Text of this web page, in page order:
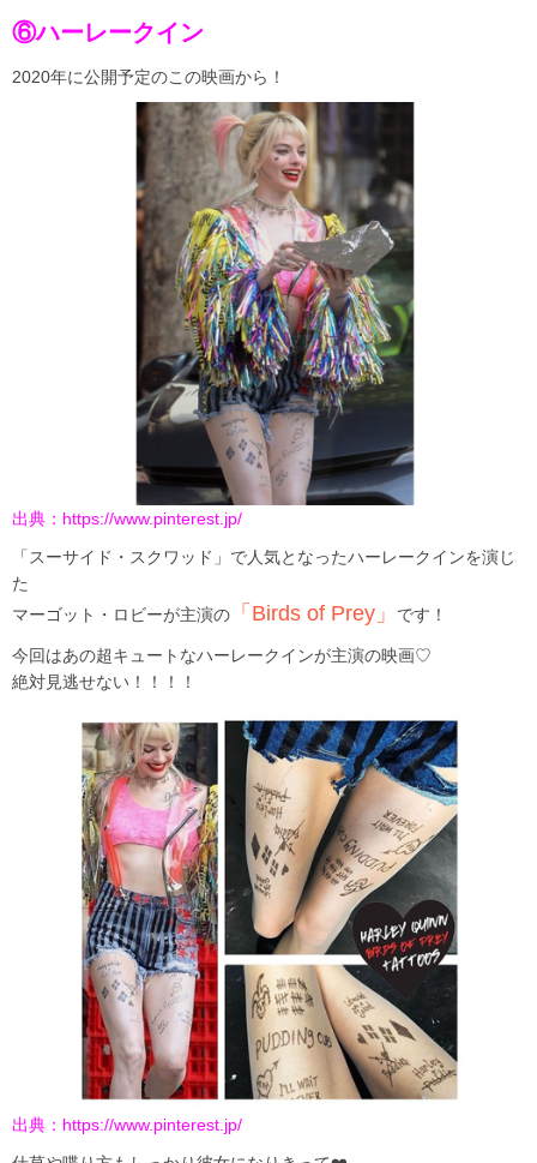
⑥ハーレークイン
2020年に公開予定のこの映画から！
出典： https://www.pinterest.jp/
「スーサイド・スクワッド」で人気となったハーレークインを演じ
た
マーゴット・ロビーが主演の
「Birds of Prey」 です！
今回はあの超キュートなハーレークインが主演の映画♡
絶対見逃せない！！！！
出典： https://www.pinterest.jp/